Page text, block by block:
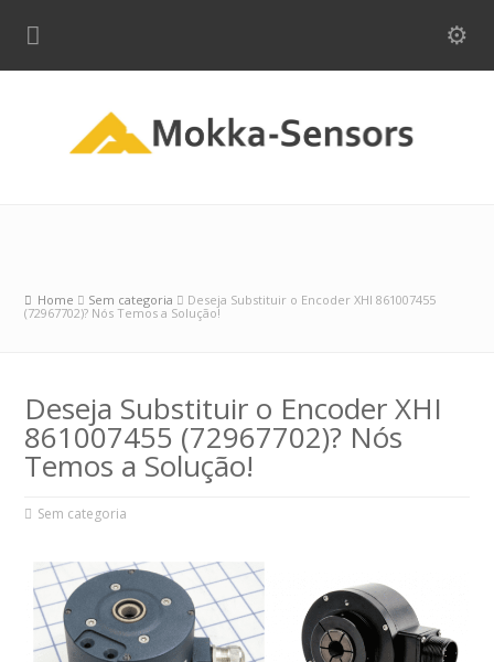
Home Sem categoria
Deseja Substituir o Encoder XHI 861007455
(729677­02)? Nós Temos a Solução!
Deseja Substituir o Encoder XHI
861007455 (729677­02)? Nós
Temos a Solução!
Sem categoria